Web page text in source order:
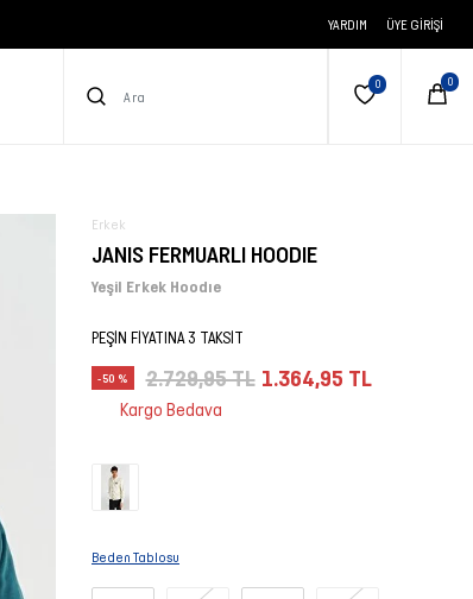
YARDIM ÜYE GIRIŞI
Erkek
JANIS FERMUARLI HOODIE
Yeşil Erkek Hoodıe
PEŞİN FİYATINA 3 TAKSİT
-50 % 2.729,95 TL 1.364,95 TL
Kargo Bedava
Beden Tablosu